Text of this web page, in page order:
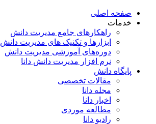
صفحه اصلی
خدمات
راهکارهای جامع مدیریت دانش
ابزارها و تکنیک‌ های مدیریت دانش
دوره‌های آموزشی مدیریت دانش
نرم افزار مدیریت دانش دانا
پایگاه دانش
مقالات تخصصی
مجله دانا
اخبار دانا
مطالعه موردی
رادیو دانا